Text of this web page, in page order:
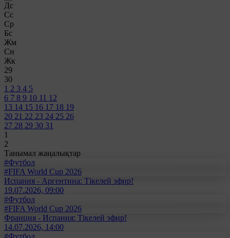
Дс
Сс
Ср
Бс
Жм
Сн
Жк
29
30
1 2 3 4 5
6 7 8 9 10 11 12
13 14 15 16 17 18 19
20 21 22 23 24 25 26
27 28 29 30 31
1
2
Танымал жаңалықтар
#Футбол
#FIFA World Cup 2026
Испания - Аргентина: Тікелей эфир!
19.07.2026, 09:00
#Футбол
#FIFA World Cup 2026
Франция - Испания: Тікелей эфир!
14.07.2026, 14:00
#Футбол